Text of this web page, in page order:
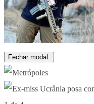
Fechar modal.